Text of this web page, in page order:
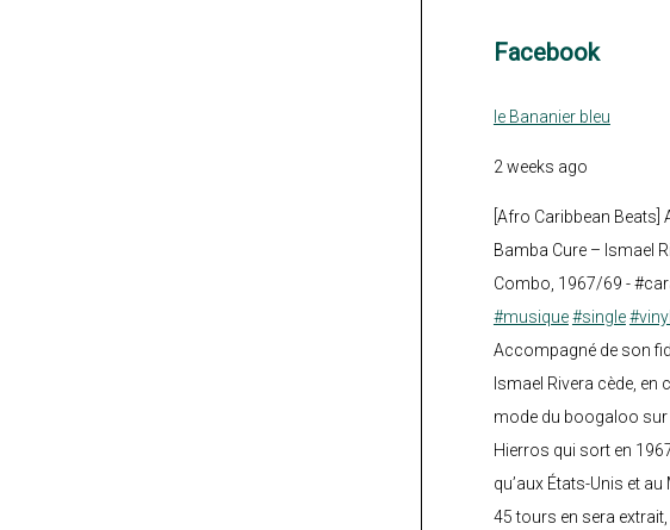
Facebook
le Bananier bleu
2 weeks ago
[Afro Caribbean
Bamba Cure – Ismael
Combo, 1967/69 -
#musique#single#vinyl
Accompagné de son
Ismael Rivera cède, en
mode du boogaloo sur
Hierros qui sort en
qu’aux États-Unis et
45 tours en sera